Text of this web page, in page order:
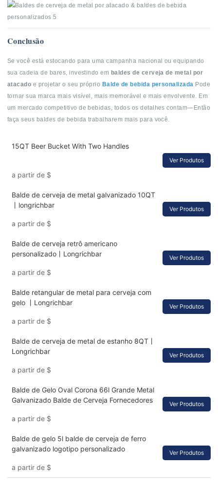
Conclusão
Se você está estocando para uma campanha nacional ou equipando
sua cadeia de bares, investindo em baldes de cerveja de metal por
atacado e projetar o seu próprio Balde de bebida personalizada Pode
tornar sua marca mais visível, mais memorável e mais envolvente. Em
um mercado competitivo de bebidas, todos os detalhes contam—Então
faça seus baldes de bebida trabalharem mais para você.
15QT Beer Bucket With Two Handles
a partir de $
Ver Produtos
Balde de cerveja de metal galvanizado 10QT
丨longrichbar
a partir de $
Ver Produtos
Balde de cerveja retrô americano
personalizado丨Longrichbar
a partir de $
Ver Produtos
Balde retangular de metal para cerveja com
gelo 丨Longrichbar
a partir de $
Ver Produtos
Balde de cerveja de metal de estanho 8QT丨
Longrichbar
a partir de $
Ver Produtos
Balde de Gelo Oval Corona 66l Grande Metal
Galvanizado Balde de Cerveja Fornecedores
a partir de $
Ver Produtos
Balde de gelo 5l balde de cerveja de ferro
galvanizado logotipo personalizado
a partir de $
Ver Produtos